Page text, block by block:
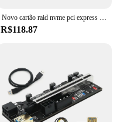
Novo cartão raid nvme pci express 4.0 x16 para 4 portas adaptador de placa de expansão nvme 4x32gbps m.2 nvme ssd m chave pci-e split card riser
R$118.87